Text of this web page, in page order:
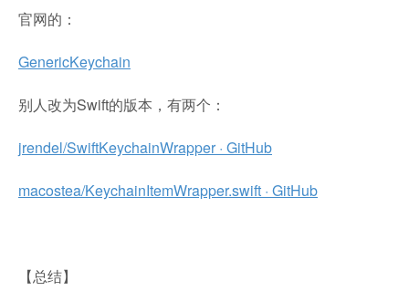
官网的：
GenericKeychain
别人改为Swift的版本，有两个：
jrendel/SwiftKeychainWrapper · GitHub
macostea/KeychainItemWrapper.swift · GitHub
【总结】